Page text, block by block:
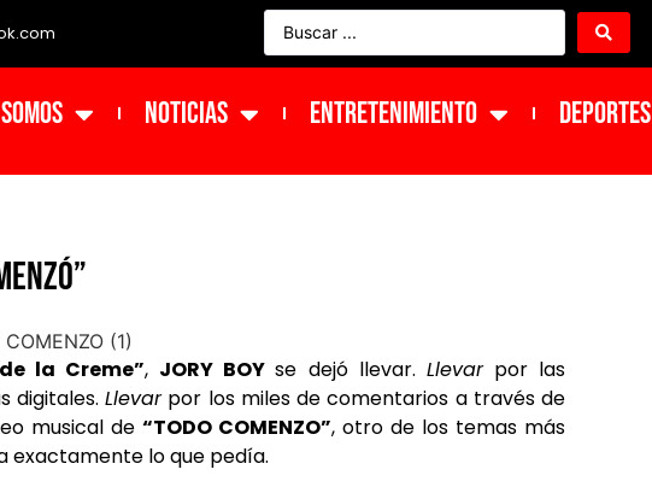
NOTICIAS ENTRETENIMIENTO DEPORTES
la Creme”, JORY BOYse dejó llevar. Llevarpor las
digitales.Llevarpor los miles de comentarios a través de
musical de“TODO COMENZO”, otro de los temas más
exactamente lo que pedía.